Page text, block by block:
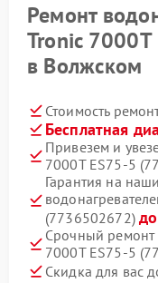
Ремонт
Tronic
в Волжском
Стоимость
Бесплатная
Привезем и
7000T ES75-5
Гарантия на
(7736502672)
Срочный ремонт
7000T ES75-5
Скидка для вас